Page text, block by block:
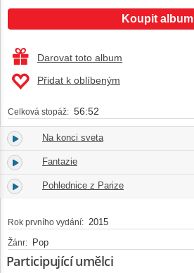
Koupit album
Darovat toto album
Přidat k oblíbeným
Celková stopáž: 56:52
1. Na konci sveta
2. Fantazie
3. Pohlednice z Parize
Rok prvního vydání: 2015
Žánr: Pop
Participující umělci